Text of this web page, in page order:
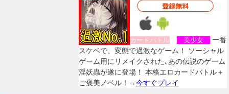
カードバトル 美少女
一番
スケベで、変態で過激なゲーム！ ソーシャル
ゲーム用にリメイクされた､あの伝説のゲーム
淫妖蟲が遂に登場！ 本格エロカードバトル＋
ご褒美ノベル！→今すぐプレイ